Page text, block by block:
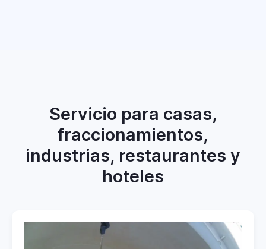
Servicio para casas,
fraccionamientos,
industrias, restaurantes y
hoteles